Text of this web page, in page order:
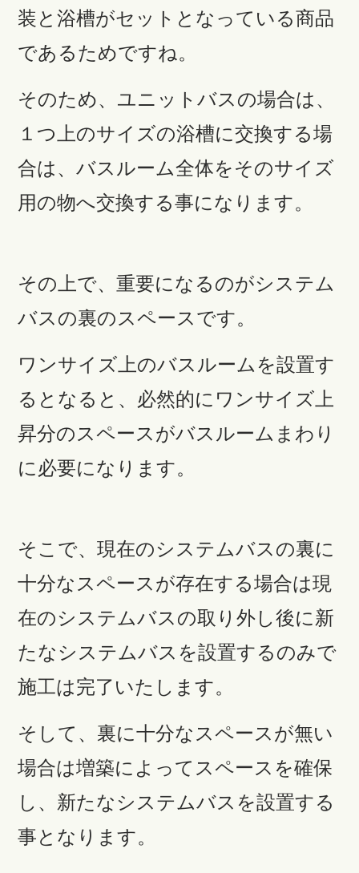
装と浴槽がセットとなっている商品
であるためですね。
そのため、ユニットバスの場合は、
１つ上のサイズの浴槽に交換する場
合は、バスルーム全体をそのサイズ
用の物へ交換する事になります。
その上で、重要になるのがシステム
バスの裏のスペースです。
ワンサイズ上のバスルームを設置す
るとなると、必然的にワンサイズ上
昇分のスペースがバスルームまわり
に必要になります。
そこで、現在のシステムバスの裏に
十分なスペースが存在する場合は現
在のシステムバスの取り外し後に新
たなシステムバスを設置するのみで
施工は完了いたします。
そして、裏に十分なスペースが無い
場合は増築によってスペースを確保
し、新たなシステムバスを設置する
事となります。